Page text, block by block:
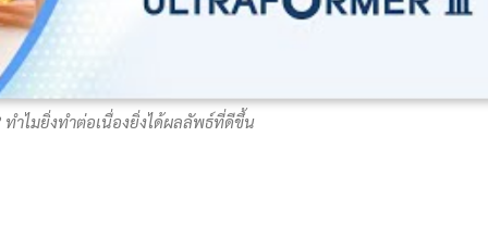
ทำไมยิ่งทำต่อเนื่องยิ่งได้ผลลัพธ์ที่ดีขึ้น